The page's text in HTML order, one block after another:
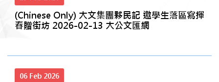
(Chinese Only) 大文集團夥民記 邀學生落區寫揮
春贈街坊 2026-02-13 大公文匯網
06 Feb 2026